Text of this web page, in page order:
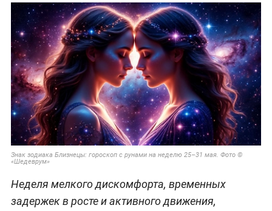
Знак зодиака Близнецы: гороскоп с рунами на неделю 25–31 мая. Фото ©
«Шедеврум»
Неделя мелкого дискомфорта, временных
задержек в росте и активного движения,